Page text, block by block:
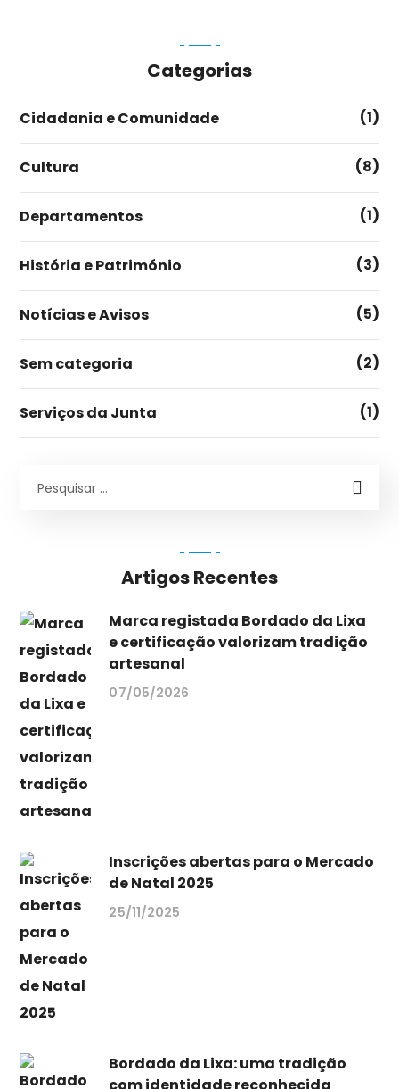
Categorias
Cidadania e Comunidade (1)
Cultura (8)
Departamentos (1)
História e Património (3)
Notícias e Avisos (5)
Sem categoria (2)
Serviços da Junta (1)
Artigos Recentes
Marca registada Bordado da Lixa
e certificação valorizam tradição
artesanal
07/05/2026
Inscrições abertas para o Mercado
de Natal 2025
25/11/2025
Bordado da Lixa: uma tradição